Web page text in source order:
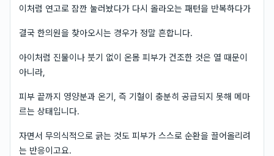
이처럼 연고로 잠깐 눌러놨다가 다시 올라오는 패턴을 반복하다가
결국 한의원을 찾아오시는 경우가 정말 흔합니다.
아이처럼 진물이나 붓기 없이 온몸 피부가 건조한 것은 열 때문이
아니라,
피부 끝까지 영양분과 온기, 즉 기혈이 충분히 공급되지 못해 메마
르는 상태입니다.
자면서 무의식적으로 긁는 것도 피부가 스스로 순환을 끌어올리려
는 반응이고요.